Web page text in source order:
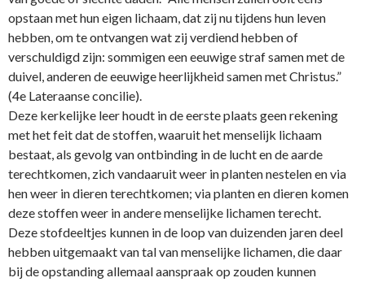
opstaan met hun eigen lichaam, dat zij nu tijdens hun leven
hebben, om te o­ntvangen wat zij verdiend hebben of
verschuldigd zijn: sommigen een eeuwige straf samen met de
duivel, anderen de eeuwige heerlijkheid samen met Christus.”
(4e Lateraanse concilie).
Deze kerkelijke leer houdt in de eerste plaats geen rekening
met het feit dat de stoffen, waaruit het menselijk lichaam
bestaat, als gevolg van o­ntbinding in de lucht en de aarde
terechtkomen, zich vandaaruit weer in planten nestelen en via
hen weer in dieren terechtkomen; via planten en dieren komen
deze stoffen weer in andere menselijke lichamen terecht.
Deze stofdeeltjes kunnen in de loop van duizenden jaren deel
hebben uitgemaakt van tal van menselijke lichamen, die daar
bij de opstanding allemaal aanspraak op zouden kunnen